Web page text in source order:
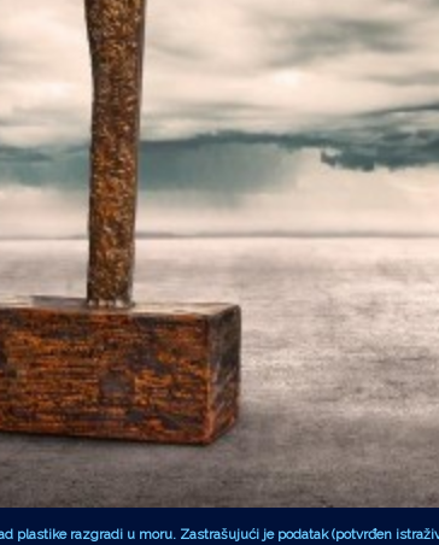
plastike razgradi u moru. Zastrašujući je podatak (potvrđen